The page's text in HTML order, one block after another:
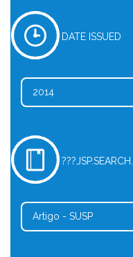
DATE ISSUED
2014
Artigo - SUSP